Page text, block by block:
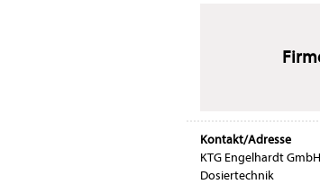
Kontakt/Adresse
KTG Engelhardt
Dosiertechnik